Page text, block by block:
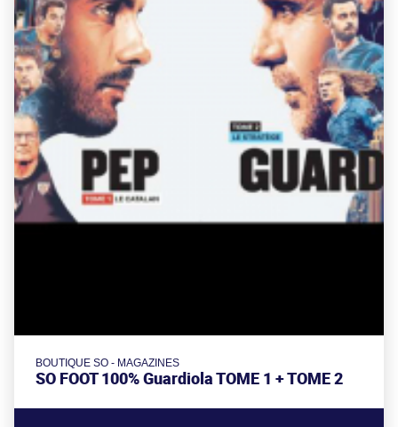
BOUTIQUE SO - MAGAZINES
SO FOOT 100% Guardiola TOME 1 + TOME 2